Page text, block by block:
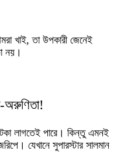
খাই, তা উপকারী জেনেই
নয়।
অরুণিতা!
লাগতেই পারে। কিন্তু এমনই
যেখানে সুপারস্টার সালমান